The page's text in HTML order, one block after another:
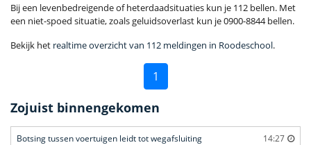
Bij een levenbedreigende of heterdaadsituaties kun je 112 bellen. Met
een niet-spoed situatie, zoals geluidsoverlast kun je 0900-8844 bellen.
Bekijk het realtime overzicht van 112 meldingen in Roodeschool.
1
Zojuist binnengekomen
Botsing tussen voertuigen leidt tot wegafsluiting 14:27